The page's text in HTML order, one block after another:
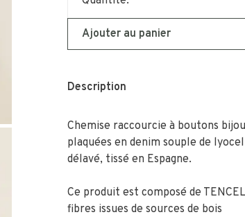
Ajouter au panier
Description
Chemise raccourcie à boutons
plaquées en denim souple de
délavé, tissé en Espagne.
Ce produit est composé de
fibres issues de sources de bois